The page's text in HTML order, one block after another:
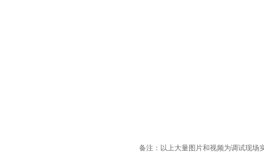
备注：以上大量图片和视频为调试现场